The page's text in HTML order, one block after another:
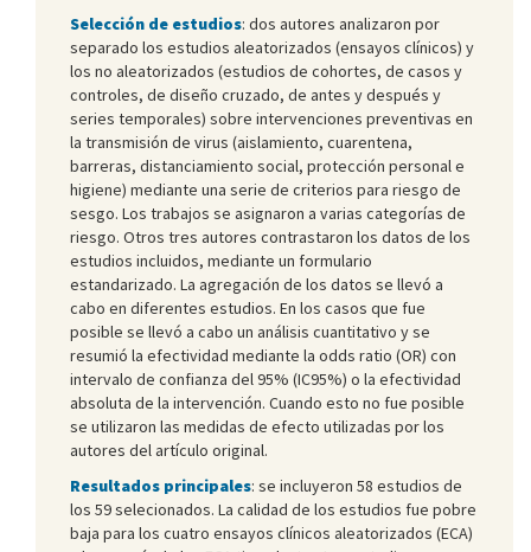
Selección de estudios: dos autores analizaron por
separado los estudios aleatorizados (ensayos clínicos) y
los no aleatorizados (estudios de cohortes, de casos y
controles, de diseño cruzado, de antes y después y
series temporales) sobre intervenciones preventivas en
la transmisión de virus (aislamiento, cuarentena,
barreras, distanciamiento social, protección personal e
higiene) mediante una serie de criterios para riesgo de
sesgo. Los trabajos se asignaron a varias categorías de
riesgo. Otros tres autores contrastaron los datos de los
estudios incluidos, mediante un formulario
estandarizado. La agregación de los datos se llevó a
cabo en diferentes estudios. En los casos que fue
posible se llevó a cabo un análisis cuantitativo y se
resumió la efectividad mediante la odds ratio (OR) con
intervalo de confianza del 95% (IC95%) o la efectividad
absoluta de la intervención. Cuando esto no fue posible
se utilizaron las medidas de efecto utilizadas por los
autores del artículo original.
Resultados principales: se incluyeron 58 estudios de
los 59 selecionados. La calidad de los estudios fue pobre
baja para los cuatro ensayos clínicos aleatorizados (ECA)